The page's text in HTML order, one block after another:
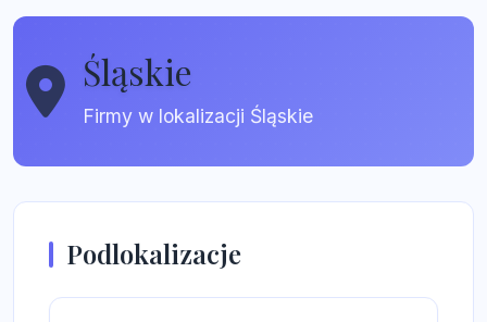
Śląskie
Firmy w lokalizacji Śląskie
Podlokalizacje